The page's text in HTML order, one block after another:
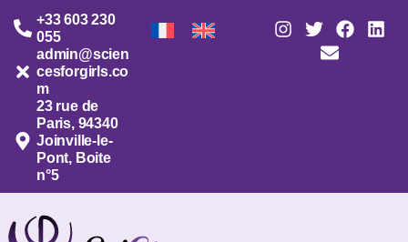
+33 603 230
055
admin@scien
cesforgirls.co
m
23 rue de
Paris, 94340
Joinville-le-
Pont, Boite
n°5